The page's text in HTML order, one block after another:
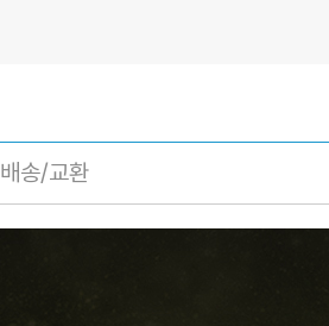
배송/교환